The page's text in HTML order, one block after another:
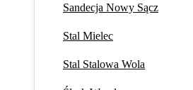
Sandecja Nowy Sącz
Stal Mielec
Stal Stalowa Wola